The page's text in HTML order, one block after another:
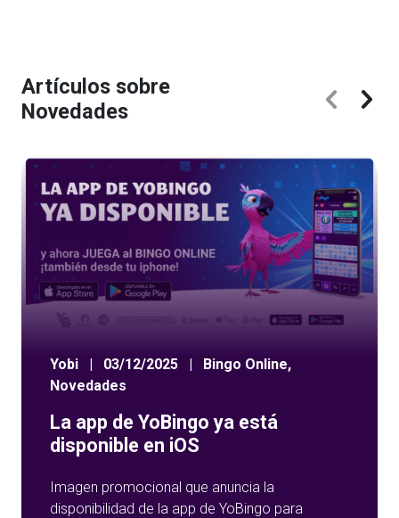
Artículos sobre
Novedades
Yobi 03/12/2025 Bingo Online,
Novedades
La app de YoBingo ya está
disponible en iOS
Imagen promocional que anuncia la
disponibilidad de la app de YoBingo para